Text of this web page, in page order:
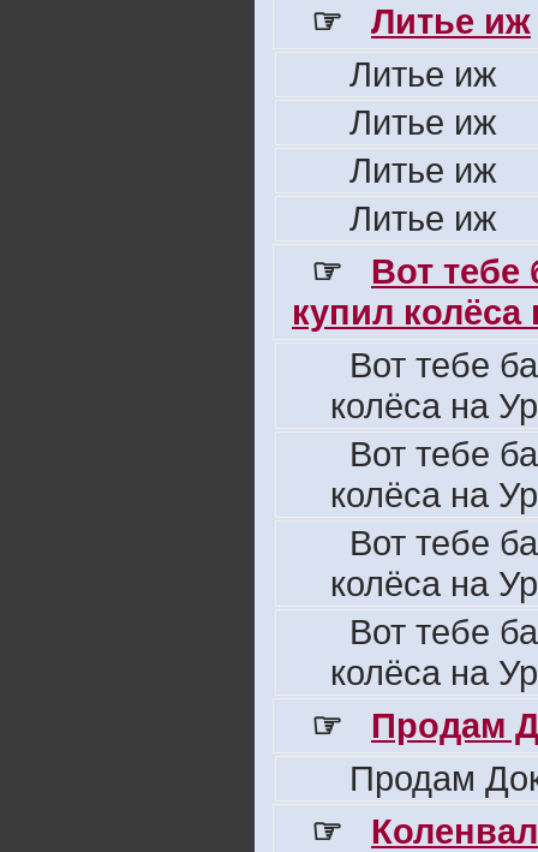
☞
Литье иж
Литье иж
Литье иж
Литье иж
Литье иж
☞
Вот
купил колёса
Вот тебе
колёса на
Вот тебе
колёса на
Вот тебе
колёса на
Вот тебе
колёса на
☞
Продам
Продам
☞